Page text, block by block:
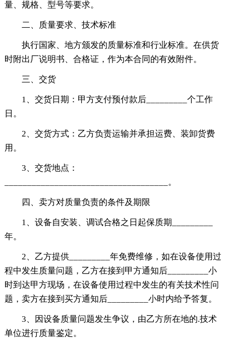
量、规格、型号等要求。
二、质量要求、技术标准
执行国家、地方颁发的质量标准和行业标准。在供货
时附出厂说明书、合格证，作为本合同的有效附件。
三、交货
1、交货日期：甲方支付预付款后_________个工作
日。
2、交货方式：乙方负责运输并承担运费、装卸货费
用。
3、交货地点：
____________________________________。
四、卖方对质量负责的条件及期限
1、设备自安装、调试合格之日起保质期_________
年。
2、乙方提供_________年免费维修，如在设备使用过
程中发生质量问题，乙方在接到甲方通知后_________小
时到达甲方现场，在设备使用过程中发生的有关技术性问
题，卖方在接到买方通知后_________小时内给予答复。
3、因设备质量问题发生争议，由乙方所在地的.技术
单位进行质量鉴定。